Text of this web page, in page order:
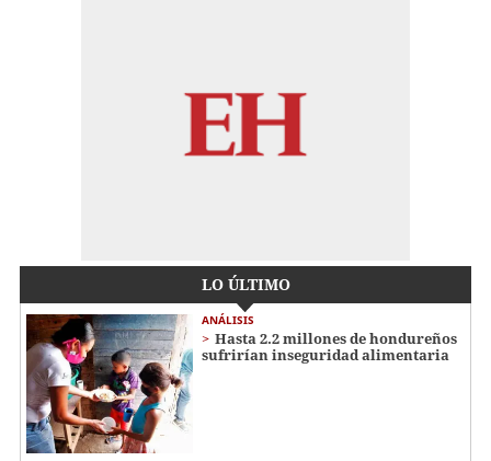
LO ÚLTIMO
ANÁLISIS
Hasta 2.2 millones de hondureños
sufrirían inseguridad alimentaria